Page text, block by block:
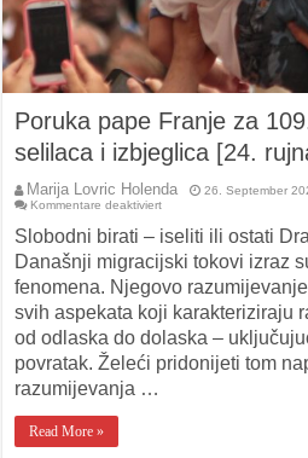
Poruka pape Franje za
selilaca i izbjeglica [24.
Marija Lovric Holenda 26. September
Kommentare deaktiviertfür
pape
Franje
za
109.
Svjetski
dan
selilaca
i
izbjeglica
rujna
Slobodni birati – iseliti ili ostati
Današnji migracijski tokovi izraz
fenomena. Njegovo
svih aspekata koji karakteriziraju
od odlaska do dolaska –
povratak. Želeći pridonijeti tom
razumijevanja …
Read More »